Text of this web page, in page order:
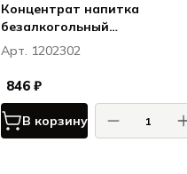
Концентрат напитка
безалкогольный
негазированный Клавис /
Clavis Васильки / Черемуха /
Голубика 0,75
Арт. 1202302
846 ₽
В корзину